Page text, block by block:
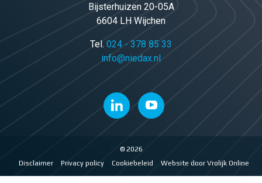
Bijsterhuizen 20-05A
6604 LH Wijchen
Tel. 024 - 378 85 33
info@niedax.nl
© 2026
Disclaimer
Privacy policy Cookiebeleid Website door Vrolijk Online